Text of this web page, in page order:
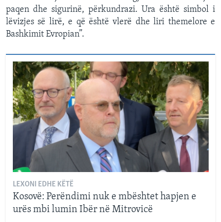
paqen dhe sigurinë, përkundrazi. Ura është simbol i
lëvizjes së lirë, e që është vlerë dhe liri themelore e
Bashkimit Evropian”.
LEXONI EDHE KËTË
Kosovë: Perëndimi nuk e mbështet hapjen e
urës mbi lumin Ibër në Mitrovicë